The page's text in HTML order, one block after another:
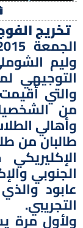
تخريج
وليم
التوجيهي
والتي
من
وأهالي
طالبان من
الجنوبي
عابود
التجريبي.
ولأول مرة